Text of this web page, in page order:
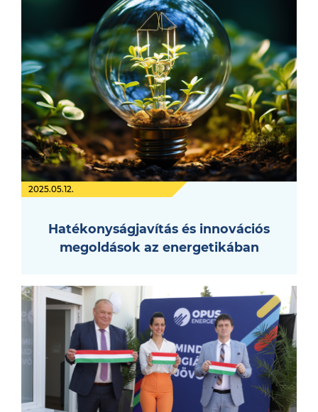
2025.05.12.
Hatékonyságjavítás és innovációs
megoldások az energetikában